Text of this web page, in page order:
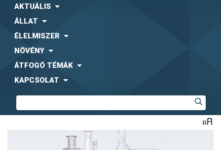
AKTUÁLIS
ÁLLAT
ÉLELMISZER
NÖVÉNY
ÁTFOGÓ TÉMÁK
KAPCSOLAT